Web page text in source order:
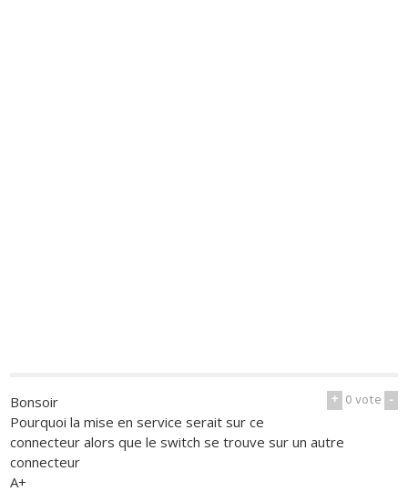
+ 0vote -
Bonsoir
Pourquoi la mise en service serait sur ce
connecteur alors que le switch se trouve sur un autre
connecteur
A+